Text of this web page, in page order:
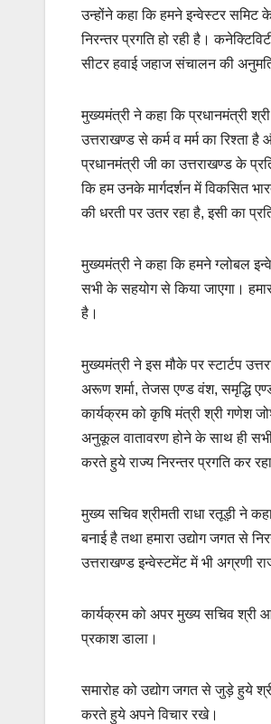
उन्होंने कहा कि हमने इन्वेस्टर
निरन्तर प्रगति हो रही है।
सीटर हवाई जहाज संचालन की
मुख्यमंत्री ने कहा कि प्रधानमंत्री
उत्तराखण्ड से कर्म व मर्म का रिश्ता
प्रधानमंत्री जी का उत्तराखण्ड के
कि हम उनके मार्गदर्शन में विकसित
की धरती पर उतर रहा है, इसी का
मुख्यमंत्री ने कहा कि हमने ग्लोबल
सभी के सहयोग से किया जाएगा।
है।
मुख्यमंत्री ने इस मौके पर स्टार्टप
अरूण शर्मा, तेजस एण्ड वंश, समृद्धि
कार्यक्रम को कृषि मंत्री श्री गणेश
अनुकूल वातावरण होने के साथ ही
करते हुये राज्य निरन्तर प्रगति कर
मुख्य सचिव श्रीमती राधा रतूड़ी ने
बनाई है तथा हमारा उद्योग जगत से
उत्तराखण्ड इन्वेस्टमेंट में भी अग्रणी
कार्यक्रम को अपर मुख्य सचिव श्री
प्रकाश डाला।
समारोह को उद्योग जगत से जुड़े हुये
करते हुये अपने विचार रखे।